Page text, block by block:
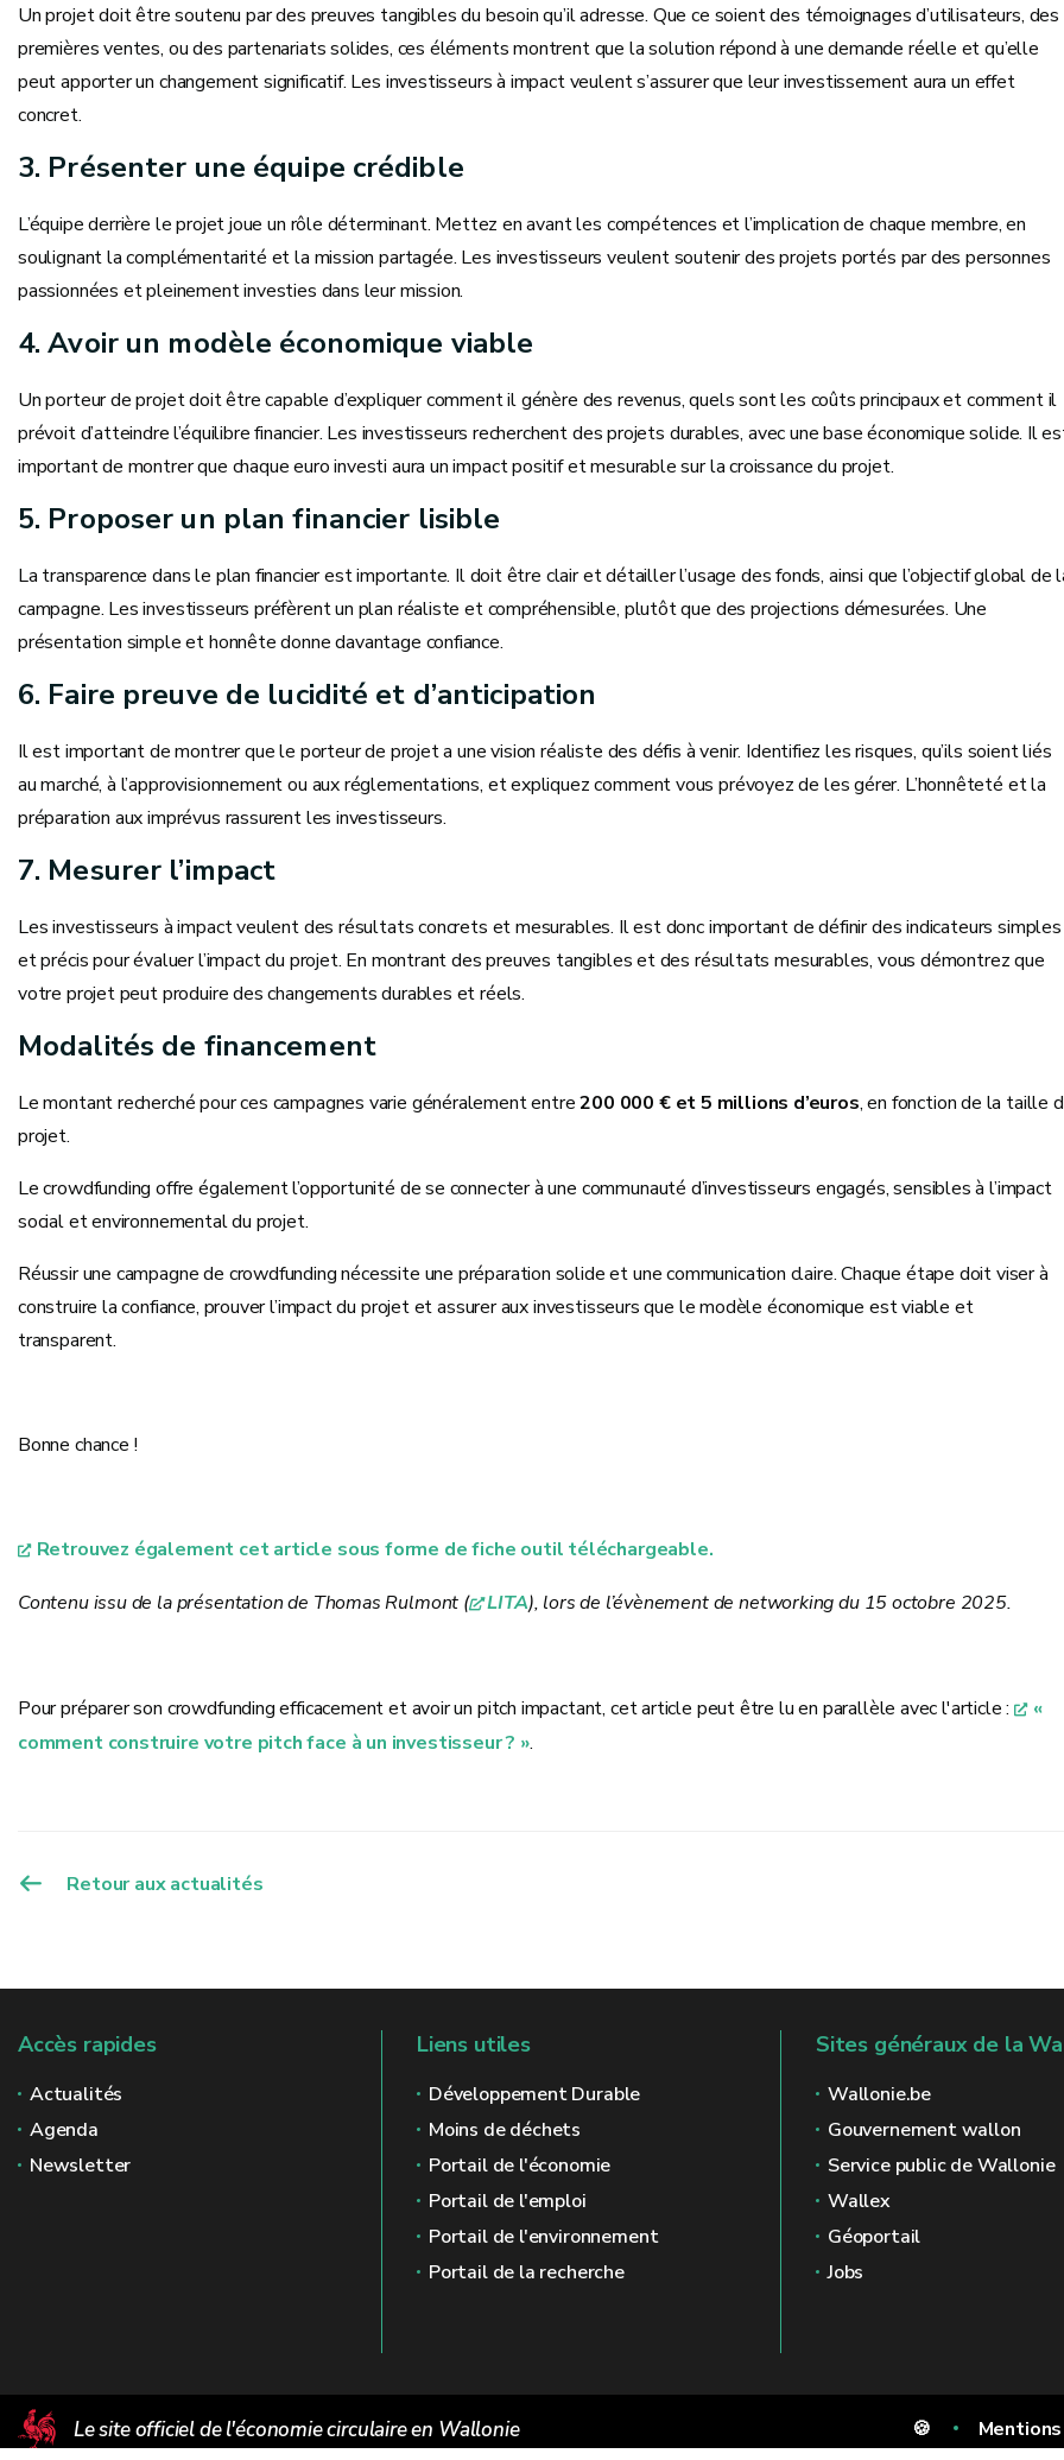
Un projet doit être soutenu par des preuves tangibles du besoin qu’il adresse. Que ce soient des témoignages d’utilisateurs, des
premières ventes, ou des partenariats solides, ces éléments montrent que la solution répond à une demande réelle et qu’elle
peut apporter un changement significatif. Les investisseurs à impact veulent s’assurer que leur investissement aura un effet
concret.
3. Présenter une équipe crédible
L’équipe derrière le projet joue un rôle déterminant. Mettez en avant les compétences et l’implication de chaque membre, en
soulignant la complémentarité et la mission partagée. Les investisseurs veulent soutenir des projets portés par des personnes
passionnées et pleinement investies dans leur mission.
4. Avoir un modèle économique viable
Un porteur de projet doit être capable d’expliquer comment il génère des revenus, quels sont les coûts principaux et comment il
prévoit d’atteindre l’équilibre financier. Les investisseurs recherchent des projets durables, avec une base économique solide. Il
important de montrer que chaque euro investi aura un impact positif et mesurable sur la croissance du projet.
5. Proposer un plan financier lisible
La transparence dans le plan financier est importante. Il doit être clair et détailler l’usage des fonds, ainsi que l’objectif global de
campagne. Les investisseurs préfèrent un plan réaliste et compréhensible, plutôt que des projections démesurées. Une
présentation simple et honnête donne davantage confiance.
6. Faire preuve de lucidité et d’anticipation
Il est important de montrer que le porteur de projet a une vision réaliste des défis à venir. Identifiez les risques, qu’ils soient liés
au marché, à l’approvisionnement ou aux réglementations, et expliquez comment vous prévoyez de les gérer. L’honnêteté et la
préparation aux imprévus rassurent les investisseurs.
7. Mesurer l’impact
Les investisseurs à impact veulent des résultats concrets et mesurables. Il est donc important de définir des indicateurs simples
et précis pour évaluer l’impact du projet. En montrant des preuves tangibles et des résultats mesurables, vous démontrez que
votre projet peut produire des changements durables et réels.
Modalités de financement
Le montant recherché pour ces campagnes varie généralement entre200 000 € et 5 millions d’euros, en fonction de la taille
projet.
Le crowdfunding offre également l’opportunité de se connecter à une communauté d’investisseurs engagés, sensibles à l’impact
social et environnemental du projet.
Réussir une campagne de crowdfunding nécessite une préparation solide et une communication claire. Chaque étape doit viser à
construire la confiance, prouver l’impact du projet et assurer aux investisseurs que le modèle économique est viable et
transparent.
Bonne chance !
Retrouvez également cet article sous forme de fiche outil téléchargeable.
Contenu issu de la présentation de Thomas Rulmont ( LITA), lors de l’évènement de networking du 15 octobre 2025.
Pour préparer son crowdfunding efficacement et avoir un pitch impactant, cet article peut être lu en parallèle avec l'article :
«
comment construire votre pitch face à un investisseur ? ».
Retour aux actualités
Accès rapides
Actualités
Agenda
Newsletter
Liens utiles
Développement Durable
Moins de déchets
Portail de l'économie
Portail de l'emploi
Portail de l'environnement
Portail de la recherche
Sites généraux de la
Wallonie.be
Gouvernement wallon
Service public de Wallonie
Wallex
Géoportail
Jobs
Le site officiel de l'économie circulaire en Wallonie 🍪